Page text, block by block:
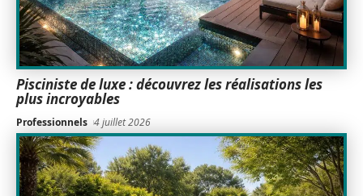
Pisciniste de luxe : découvrez les réalisations les
plus incroyables
Professionnels 4 juillet 2026